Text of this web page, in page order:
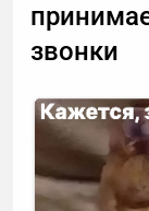
звонки